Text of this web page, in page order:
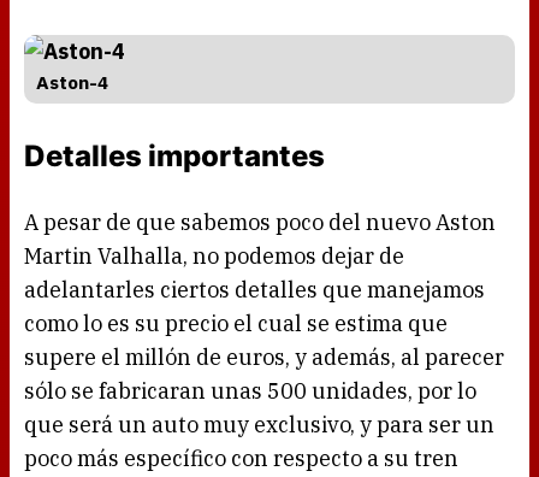
Aston-4
Detalles importantes
A pesar de que sabemos poco del nuevo Aston
Martin Valhalla, no podemos dejar de
adelantarles ciertos detalles que manejamos
como lo es su precio el cual se estima que
supere el millón de euros, y además, al parecer
sólo se fabricaran unas 500 unidades, por lo
que será un auto muy exclusivo, y para ser un
poco más específico con respecto a su tren